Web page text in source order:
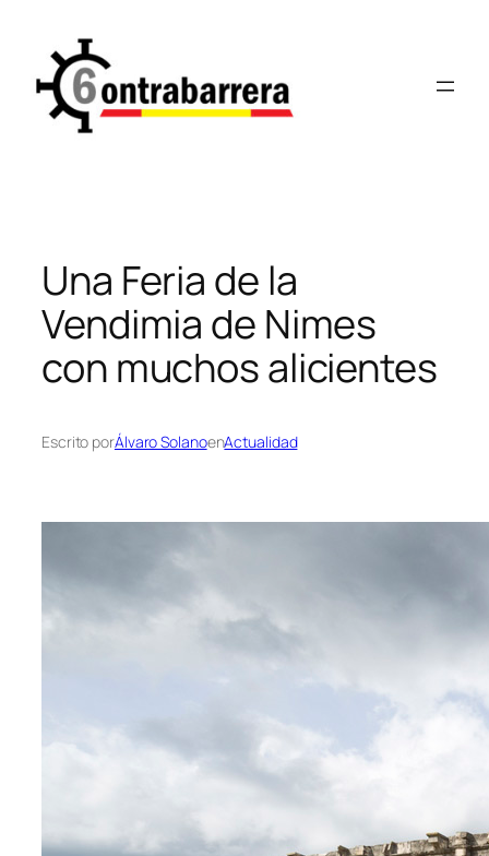
contenido
Una Feria de la
Vendimia de Nimes
con muchos alicientes
Escrito porÁlvaro SolanoenActualidad